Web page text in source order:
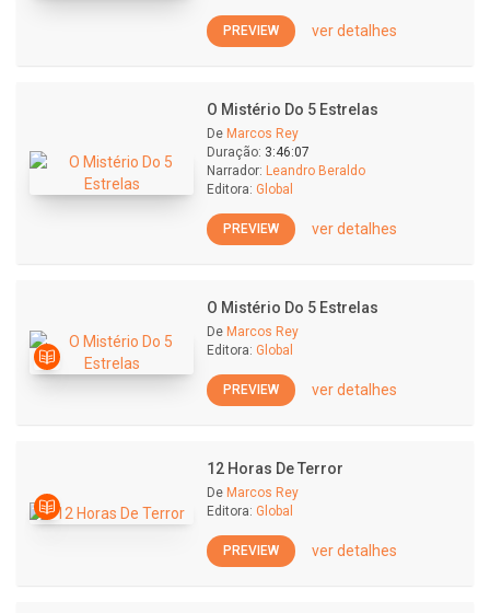
PREVIEW ver detalhes
O Mistério Do 5 Estrelas
De Marcos Rey
Duração: 3:46:07
Narrador: Leandro Beraldo
Editora: Global
PREVIEW ver detalhes
O Mistério Do 5 Estrelas
De Marcos Rey
Editora: Global
PREVIEW ver detalhes
12 Horas De Terror
De Marcos Rey
Editora: Global
PREVIEW ver detalhes